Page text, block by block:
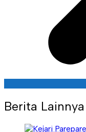
Berita Lainnya